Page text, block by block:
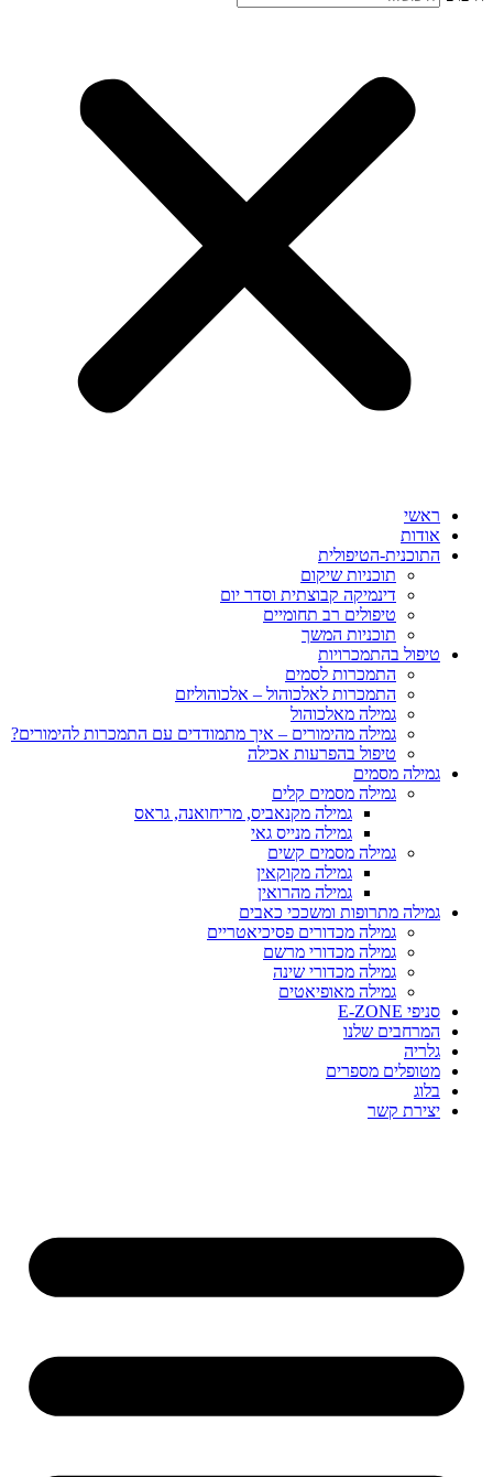
ראשי
אודות
התוכנית-הטיפולית
תוכניות שיקום
דינמיקה קבוצתית וסדר יום
טיפולים רב תחומיים
תוכניות המשך
טיפול בהתמכרויות
התמכרות לסמים
התמכרות לאלכוהול – אלכוהוליזם
גמילה מאלכוהול
גמילה מהימורים – איך מתמודדים עם התמכרות להימורים?
טיפול בהפרעות אכילה
גמילה מסמים
גמילה מסמים קלים
גמילה מקנאביס, מריחואנה, גראס
גמילה מנייס גאי
גמילה מסמים קשים
גמילה מקוקאין
גמילה מהרואין
גמילה מתרופות ומשככי כאבים
גמילה מכדורים פסיכיאטריים
גמילה מכדורי מרשם
גמילה מכדורי שינה
גמילה מאופיאטים
סניפי E-ZONE
המרחבים שלנו
גלריה
מטופלים מספרים
בלוג
יצירת קשר